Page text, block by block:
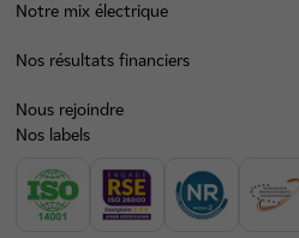
Notre mix électrique
Nos résultats financiers
Nous rejoindre
Nos labels